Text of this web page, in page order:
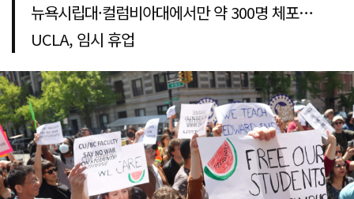
뉴욕시립대·컬럼비아대에서만 약 300명 체포…
UCLA, 임시 휴업